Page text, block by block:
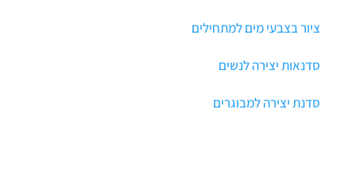
ציור בצבעי מים למתחילים
סדנאות יצירה לנשים
סדנת יצירה למבוגרים